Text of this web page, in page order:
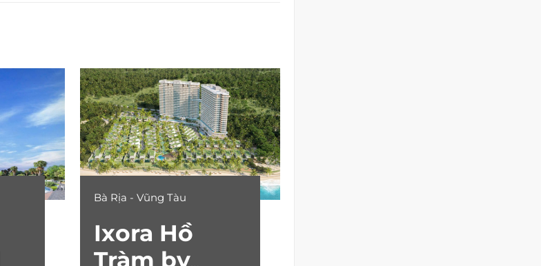
Bà Rịa - Vũng Tàu
Ixora Hồ
Tràm by